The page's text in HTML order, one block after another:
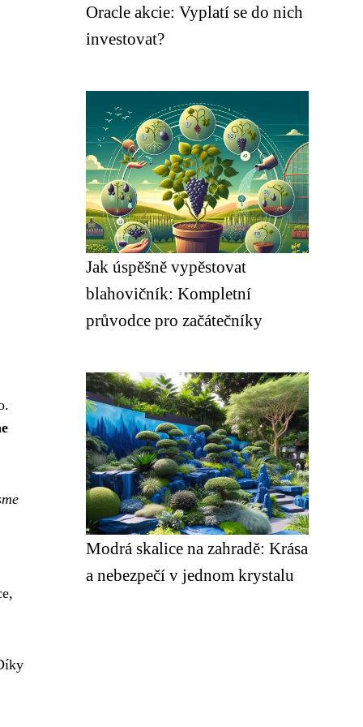
Oracle akcie: Vyplatí se do nich
investovat?
Jak úspěšně vypěstovat
blahovičník: Kompletní
průvodce pro začátečníky
Modrá skalice na zahradě: Krása
a nebezpečí v jednom krystalu